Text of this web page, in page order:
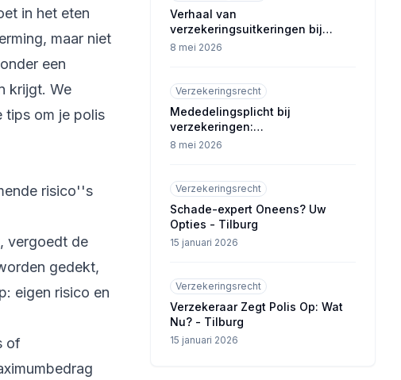
in het eten
maar niet
een
krijgt. We
tips om je polis
risico''s
vergoedt de
gedekt,
eigen risico en
of
Verhaal van
verzekeringsuitkeringen bij
ongevallen in Tilburgs logistieke
8 mei 2026
Verzekeringsrecht
Mededelingsplicht bij
verzekeringen:
aandachtspunten voor Tilburgse
8 mei 2026
Verzekeringsrecht
Schade-expert Oneens? Uw
Opties - Tilburg
15 januari 2026
Verzekeringsrecht
Verzekeraar Zegt Polis Op: Wat
Nu? - Tilburg
15 januari 2026